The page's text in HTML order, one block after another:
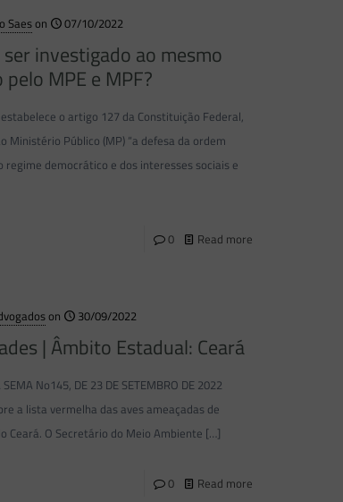
Saeson 07/10/2022
ser investigado ao mesmo
MPE e MPF?
o artigo 127 da Constituição Federal,
Ministério Público (MP) “a defesa da ordem
regime democrático e dos interesses sociais e
0 Read more
on 30/09/2022
| Âmbito Estadual: Ceará
SEMA No145, DE 23 DE SETEMBRO DE 2022
a lista vermelha das aves ameaçadas de
Ceará. O Secretário do Meio Ambiente […]
0 Read more